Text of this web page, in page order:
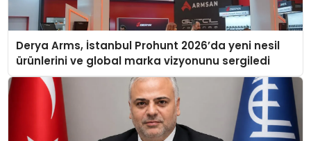
Derya Arms, İstanbul Prohunt 2026’da yeni nesil
ürünlerini ve global marka vizyonunu sergiledi